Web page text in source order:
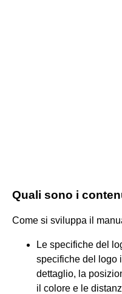
Quali sono i
Come si sviluppa il
Le specifiche del
specifiche del logo
dettaglio, la
il colore e le